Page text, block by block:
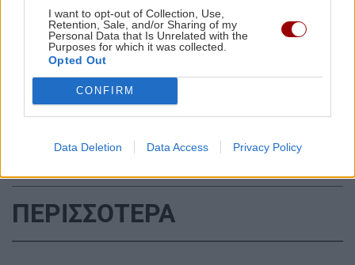
I want to opt-out of Collection, Use,
Retention, Sale, and/or Sharing of my
Personal Data that Is Unrelated with the
Purposes for which it was collected.
Opted Out
CONFIRM
Data Deletion Data Access Privacy Policy
αυγουστιάτικη πεζοπορία γεμάτη θάλασσα,
ιστορία και ένα μαγικό ηλιοβασίλεμα!
20:48
ΚΡΗΤΗ
Το ΚΚΕ για ΒΟΑΚ και Καστέλι: Υπουργικές
φιέστες στα εργοτάξια, μακριά από τις
ανάγκες των εργαζομένων
20:42
ΑΘΛΗΤΙΚΑ
Γιούχτας: Νικηφόρα πρεμιέρα στα φιλικά, 1-0
την Κ17 του ΟΦΗ
Όλες οι ειδήσεις
ΠΕΡΙΣΣΟΤΕΡΑ